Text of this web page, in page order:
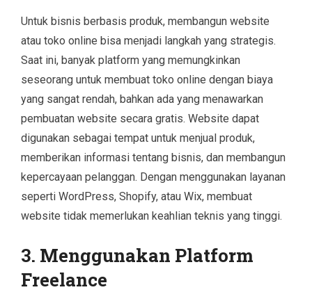
Untuk bisnis berbasis produk, membangun website
atau toko online bisa menjadi langkah yang strategis.
Saat ini, banyak platform yang memungkinkan
seseorang untuk membuat toko online dengan biaya
yang sangat rendah, bahkan ada yang menawarkan
pembuatan website secara gratis. Website dapat
digunakan sebagai tempat untuk menjual produk,
memberikan informasi tentang bisnis, dan membangun
kepercayaan pelanggan. Dengan menggunakan layanan
seperti WordPress, Shopify, atau Wix, membuat
website tidak memerlukan keahlian teknis yang tinggi.
3. Menggunakan Platform
Freelance